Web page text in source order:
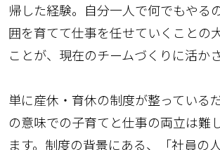
帰した経験。自分一人で何でもやる
囲を育てて仕事を任せていくことの
ことが、現在のチームづくりに活か
単に産休・育休の制度が整っている
の意味での子育てと仕事の両立は難
ます。制度の背景にある、「社員の